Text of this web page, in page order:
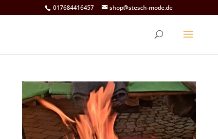
017684416457 shop@stesch-mode.de